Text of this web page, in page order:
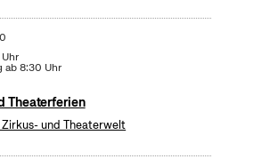
ab 8:30 Uhr
Theaterferien
und Theaterwelt